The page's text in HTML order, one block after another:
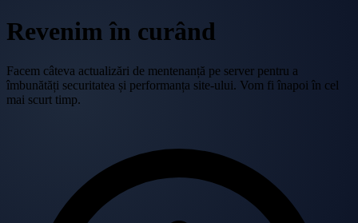
Revenim în curând
Facem câteva actualizări de mentenanță pe server pentru a
îmbunătăți securitatea și performanța site-ului. Vom fi înapoi în cel
mai scurt timp.